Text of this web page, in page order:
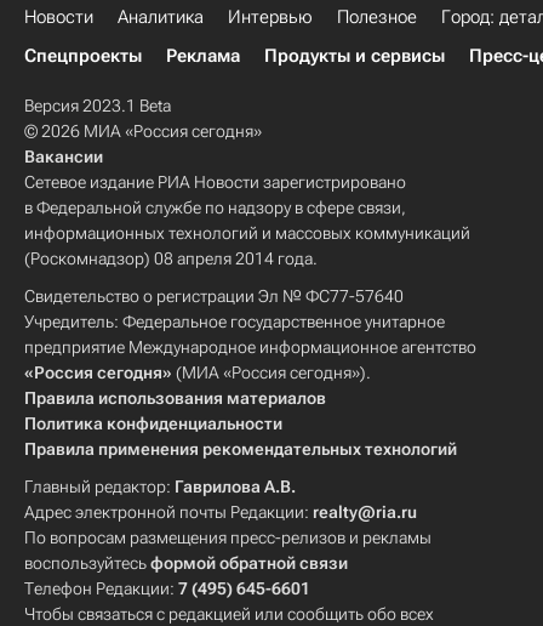
Новости Аналитика Интервью Полезное
Город:
Спецпроекты
Реклама Продукты и сервисы Пресс-
Версия 2023.1 Beta
© 2026 МИА «Россия сегодня»
Вакансии
Сетевое издание РИА Новости зарегистрировано
в Федеральной службе по надзору в сфере связи,
информационных технологий и массовых коммуникаций
(Роскомнадзор) 08 апреля 2014 года.
Свидетельство о регистрации Эл № ФС77-57640
Учредитель: Федеральное государственное унитарное
предприятие Международное информационное агентство
«Россия сегодня» (МИА «Россия сегодня»).
Правила использования материалов
Политика конфиденциальности
Правила применения рекомендательных технологий
Главный редактор: Гаврилова А.В.
Адрес электронной почты Редакции: realty@ria.ru
По вопросам размещения пресс-релизов и рекламы
воспользуйтесьформой обратной связи
Телефон Редакции: 7 (495) 645-6601
Чтобы связаться с редакцией или сообщить обо всех